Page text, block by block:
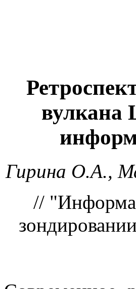
вулкана
Гирина О.А.,
//